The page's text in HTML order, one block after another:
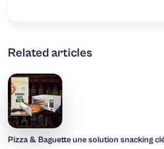
Related articles
Pizza & Baguette une solution snacking